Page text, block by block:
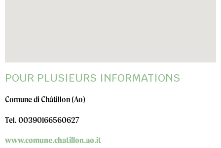
POUR PLUSIEURS INFORMATIONS
Comune di Châtillon (Ao)
Tel. 00390166560627
www.comune.chatillon.ao.it